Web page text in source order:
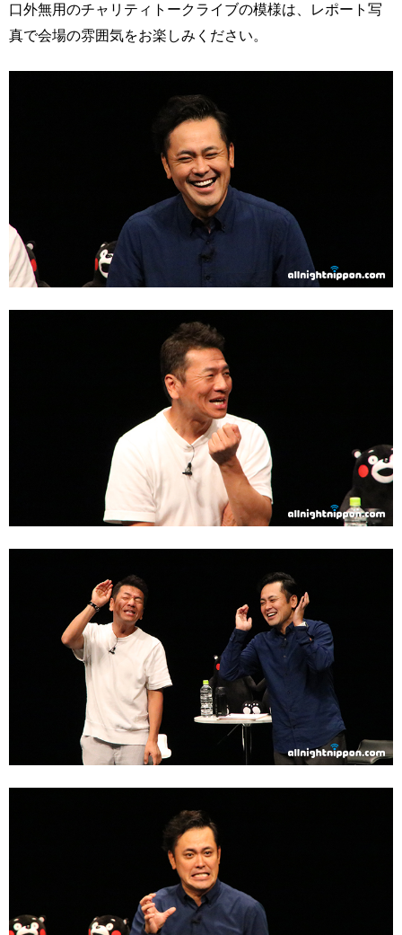
口外無用のチャリティトークライブの模様は、レポート写
真で会場の雰囲気をお楽しみください。